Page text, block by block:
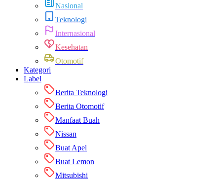
Nasional
Teknologi
Internasional
Kesehatan
Otomotif
Kategori
Label
Berita Teknologi
Berita Otomotif
Manfaat Buah
Nissan
Buat Apel
Buat Lemon
Mitsubishi